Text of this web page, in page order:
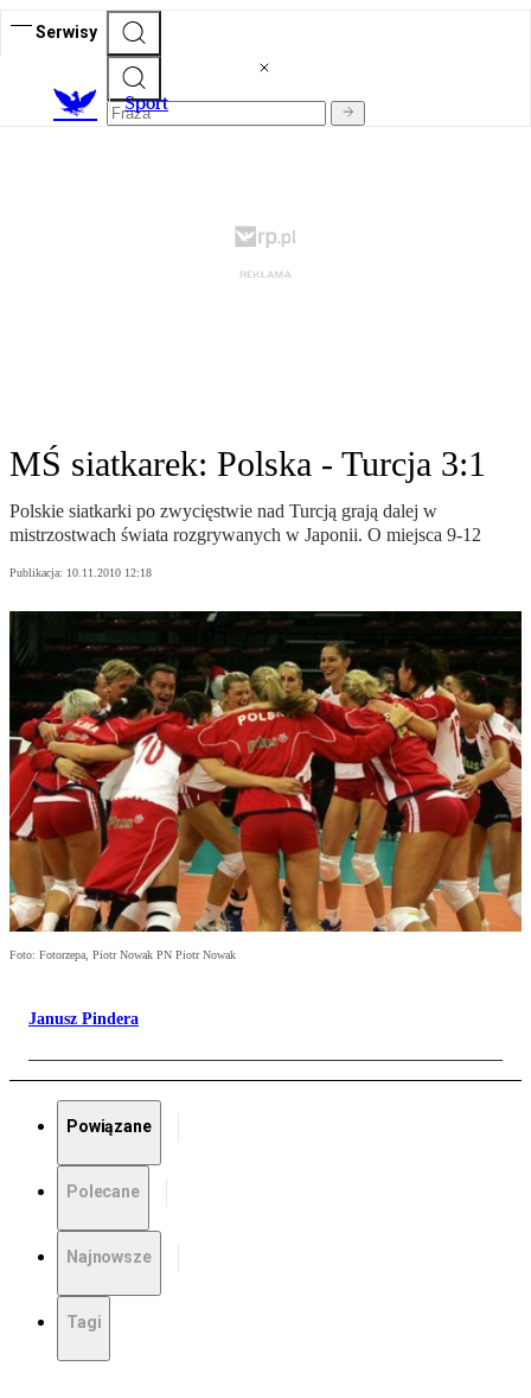
Serwisy
Sport
MŚ siatkarek: Polska - Turcja 3:1
Polskie siatkarki po zwycięstwie nad Turcją grają dalej w
mistrzostwach świata rozgrywanych w Japonii. O miejsca 9-12
Publikacja: 10.11.2010 12:18
Foto: Fotorzepa, Piotr Nowak PN Piotr Nowak
Janusz Pindera
Powiązane
Polecane
Najnowsze
Tagi